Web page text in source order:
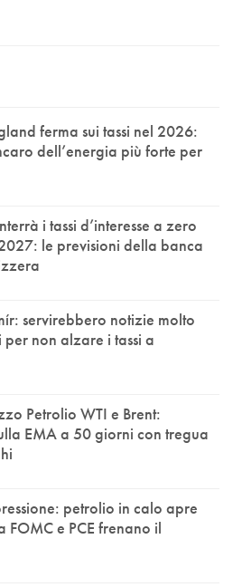
ferma sui tassi nel 2026:
dell’energia più forte per
i tassi d’interesse a zero
le previsioni della banca
servirebbero notizie molto
per non alzare i tassi a
Petrolio WTI e Brent:
EMA a 50 giorni con tregua
petrolio in calo apre
FOMC e PCE frenano il